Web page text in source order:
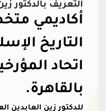
التعريف بالدكتور
أكاديمي
التاريخ
اتحاد
بالقاهرة.
للدكتور زين العابدين